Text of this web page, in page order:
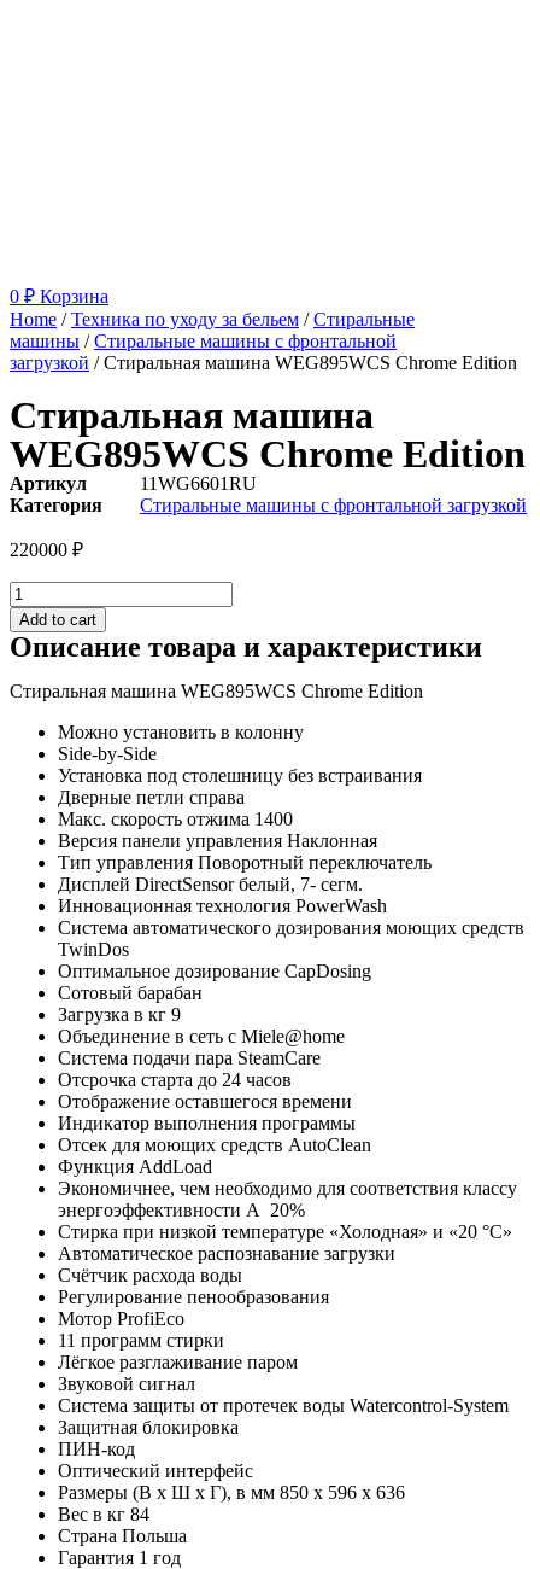
0 ₽ Корзина
Home /Техника по уходу за бельем /Стиральные
машины /Стиральные машины с фронтальной
загрузкой / Стиральная машина WEG895WCS Chrome Edition
Стиральная машина
WEG895WCS Chrome Edition
Артикул
11WG6601RU
Категория
Стиральные машины с фронтальной загрузкой
220000 ₽
Стиральная
машина
WEG895WCS
Chrome
quantity
Add to cart
Описание товара и характеристики
Стиральная машина WEG895WCS Chrome Edition
Можно установить в колонну
Side-by-Side
Установка под столешницу без встраивания
Дверные петли справа
Макс. скорость отжима 1400
Версия панели управления Наклонная
Тип управления Поворотный переключатель
Дисплей DirectSensor белый, 7- сегм.
Инновационная технология PowerWash
Система автоматического дозирования моющих средств
TwinDos
Оптимальное дозирование CapDosing
Сотовый барабан
Загрузка в кг 9
Объединение в сеть с Miele@home
Система подачи пара SteamCare
Отсрочка старта до 24 часов
Отображение оставшегося времени
Индикатор выполнения программы
Отсек для моющих средств AutoClean
Функция AddLoad
Экономичнее, чем необходимо для соответствия классу
энергоэффективности А 20%
Стирка при низкой температуре «Холодная» и «20 °С»
Автоматическое распознавание загрузки
Счётчик расхода воды
Регулирование пенообразования
Мотор ProfiEco
11 программ стирки
Лёгкое разглаживание паром
Звуковой сигнал
Система защиты от протечек воды Watercontrol-System
Защитная блокировка
ПИН-код
Оптический интерфейс
Размеры (В x Ш x Г), в мм 850 x 596 x 636
Вес в кг 84
Страна Польша
Гарантия 1 год